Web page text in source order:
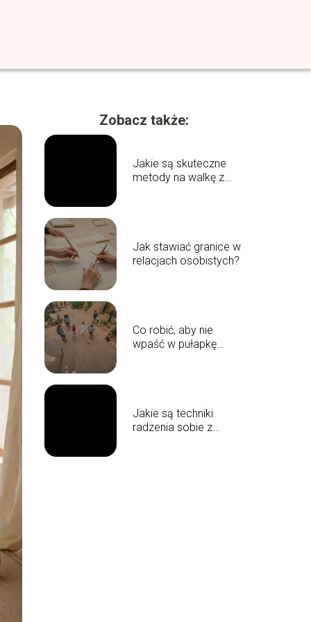
Zobacz także:
Jakie są skuteczne
metody na walkę z
Jak stawiać granice w
relacjach osobistych?
Co robić, aby nie
wpaść w pułapkę
Jakie są techniki
radzenia sobie z